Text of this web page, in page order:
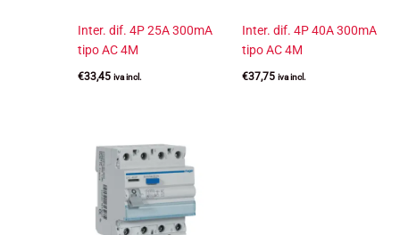
Inter. dif. 4P 25A 300mA
tipo AC 4M
€33,45 iva incl.
Inter. dif. 4P 40A 300mA
tipo AC 4M
€37,75 iva incl.